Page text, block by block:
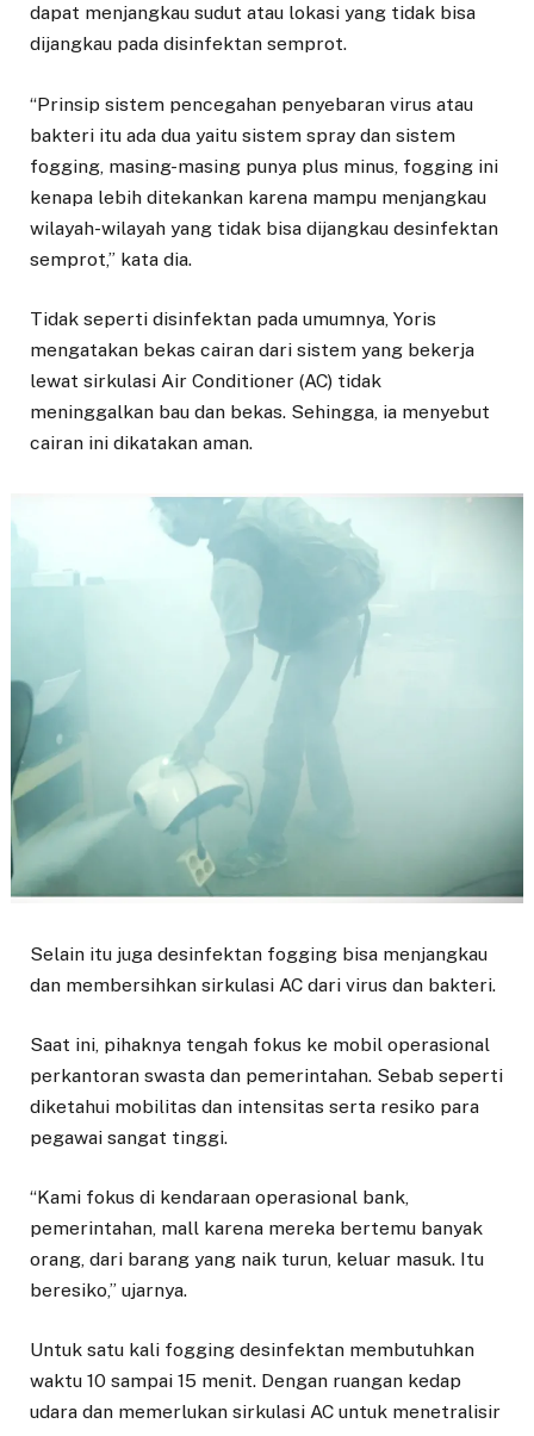
dapat menjangkau sudut atau lokasi yang tidak bisa
dijangkau pada disinfektan semprot.
“Prinsip sistem pencegahan penyebaran virus atau
bakteri itu ada dua yaitu sistem spray dan sistem
fogging, masing-masing punya plus minus, fogging ini
kenapa lebih ditekankan karena mampu menjangkau
wilayah-wilayah yang tidak bisa dijangkau desinfektan
semprot,” kata dia.
Tidak seperti disinfektan pada umumnya, Yoris
mengatakan bekas cairan dari sistem yang bekerja
lewat sirkulasi Air Conditioner (AC) tidak
meninggalkan bau dan bekas. Sehingga, ia menyebut
cairan ini dikatakan aman.
Selain itu juga desinfektan fogging bisa menjangkau
dan membersihkan sirkulasi AC dari virus dan bakteri.
Saat ini, pihaknya tengah fokus ke mobil operasional
perkantoran swasta dan pemerintahan. Sebab seperti
diketahui mobilitas dan intensitas serta resiko para
pegawai sangat tinggi.
“Kami fokus di kendaraan operasional bank,
pemerintahan, mall karena mereka bertemu banyak
orang, dari barang yang naik turun, keluar masuk. Itu
beresiko,” ujarnya.
Untuk satu kali fogging desinfektan membutuhkan
waktu 10 sampai 15 menit. Dengan ruangan kedap
udara dan memerlukan sirkulasi AC untuk menetralisir